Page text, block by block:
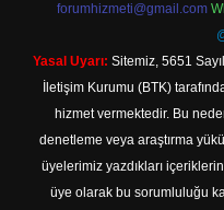
forumhizmeti@gmail.com
Yasal Uyarı: Sitemiz, 5651
İletişim Kurumu (BTK)
hizmet vermektedir. Bu
denetleme veya araştırma
üyelerimiz yazdıkları
üye olarak bu sorumluluğu